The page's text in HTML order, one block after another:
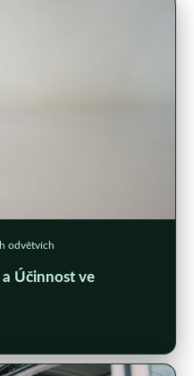
odvětvích
Účinnost ve